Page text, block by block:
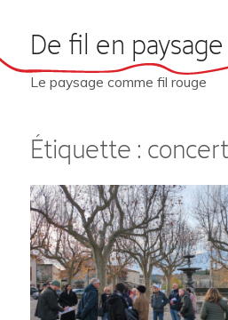
content
De fil en paysage
Le paysage comme fil rouge
Étiquette :